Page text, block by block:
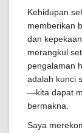
Kehidupan
memberikan
dan
merangkul
pengalaman
adalah kunci
—kita dapat
bermakna.
Saya